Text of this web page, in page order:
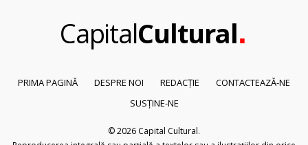
CapitalCultural.
PRIMA PAGINĂ DESPRE NOI REDACȚIE
CONTACTEAZĂ-NE
SUSȚINE-NE
© 2026 Capital Cultural.